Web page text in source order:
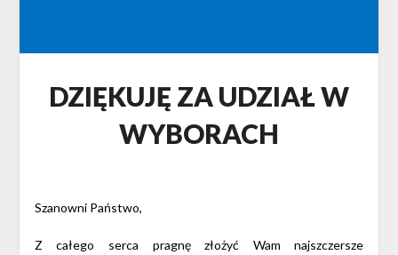
DZIĘKUJĘ ZA UDZIAŁ W
WYBORACH
Szanowni Państwo,
Z całego serca pragnę złożyć Wam najszczersze